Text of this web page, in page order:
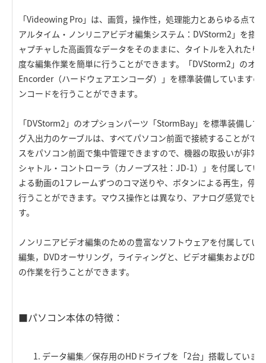
「Videowing Pro」は、画質，操作性，処理能力とあらゆる点で
アルタイム・ノンリニアビデオ編集システム：DVStorm2」を搭
ャプチャした高画質なデータをそのままに、タイトルを入れたり
度な編集作業を簡単に行うことができます。「DVStorm2」のオ
Encorder（ハードウェアエンコーダ）」を標準装備していますの
ンコードを行うことができます。
「DVStorm2」のオプションパーツ「StormBay」を標準装備して
グ入出力のケーブルは、すべてパソコン前面で接続することがで
スをパソコン前面で集中管理できますので、機器の取扱いが非常
シャトル・コントローラ（カノープス社：JD-1）」を付属してい
よる動画の1フレームずつのコマ送りや、ボタンによる再生，停
行うことができます。マウス操作とは異なり、アナログ感覚でビ
す。
ノンリニアビデオ編集のための豊富なソフトウェアを付属してい
編集，DVDオーサリング，ライティングと、ビデオ編集および
の作業を行うことができます。
■パソコン本体の特徴：
データ編集／保存用のHDドライブを「2台」搭載していま